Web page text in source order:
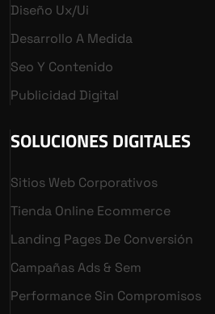
Diseño Ux/ui
Desarrollo A Medida
Seo Y Contenido
Publicidad Digital
SOLUCIONES DIGITALES
Sitios Web Corporativos
Tienda Online Ecommerce
Landing Pages De Conversión
Campañas Ads & Sem
Performance Sin Compromisos